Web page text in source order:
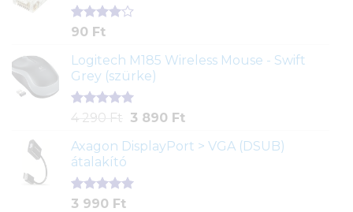
Értékelés
5-ből,
2
értékelés
alapján
90 Ft
Logitech M185 Wireless Mouse - Swift
Grey (szürke)
Értékelés
ből,
1
értékelés
alapján
4 290 Ft
Original
was:
290 Ft.
3 890 FtCurrent
is:
Axagon DisplayPort > VGA (DSUB)
átalakító
Értékelés
1
3 990 Ft